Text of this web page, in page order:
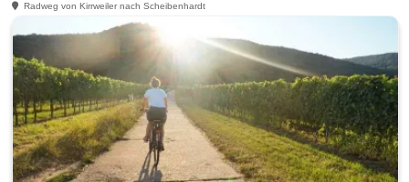
Radweg von Kirrweiler nach Scheibenhardt